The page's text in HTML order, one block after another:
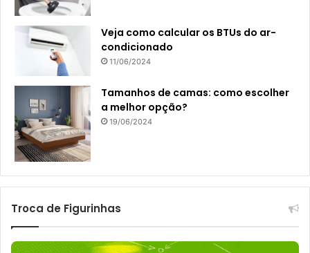
Veja como calcular os BTUs do ar-
condicionado
11/06/2024
Tamanhos de camas: como escolher
a melhor opção?
19/06/2024
Troca de Figurinhas